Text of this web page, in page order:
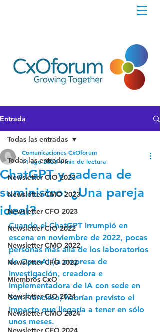
Entrada
Todas las entradas
Newsletter CIO 2023
Newsletter CMO 2023
Newsletter CFO 2023
Newsletter CIO 2022
Newsletter CMO 2022
Newsletter CFO 2022
Miembros CxO
Newsletter CIO 2024
Newsletter CMO 2024
Todas las entradas
ChatGPT y cadena de
suministro: ¿Una pareja
ideal?
Comunicaciones CxOforum
11 ago 2023 4 min de lectura
Cuando el ChatGPT irrumpió en
escena en noviembre de 2022, pocas
personas más allá de los laboratorios
de OpenAI (la empresa de
investigación, creadora e
implementadora de IA con sede en
San Francisco) habrían previsto el
impacto que llegaría a tener en sólo
unos meses.